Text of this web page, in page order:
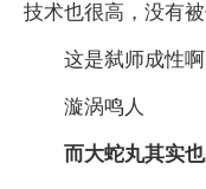
技术也很高，没有被
这是弑师成性啊
漩涡鸣人
而大蛇丸其实也